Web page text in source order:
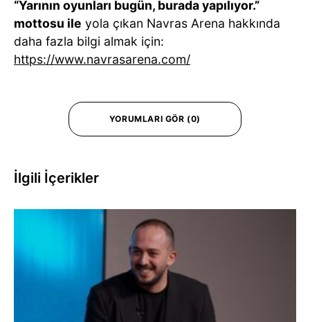
“Yarının oyunları bugün, burada yapılıyor.”
mottosu ile yola çıkan Navras Arena hakkında
daha fazla bilgi almak için:
https://www.navrasarena.com/
YORUMLARI GÖR (0)
İlgili İçerikler